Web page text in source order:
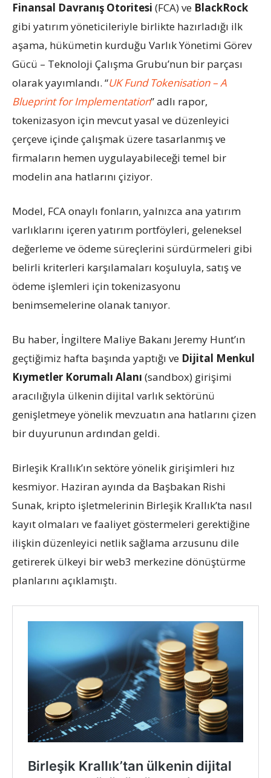
Finansal Davranış Otoritesi (FCA) ve BlackRock
gibi yatırım yöneticileriyle birlikte hazırladığı ilk
aşama, hükümetin kurduğu Varlık Yönetimi Görev
Gücü – Teknoloji Çalışma Grubu’nun bir parçası
olarak yayımlandı. “UK Fund Tokenisation – A
Blueprint for Implementation” adlı rapor,
tokenizasyon için mevcut yasal ve düzenleyici
çerçeve içinde çalışmak üzere tasarlanmış ve
firmaların hemen uygulayabileceği temel bir
modelin ana hatlarını çiziyor.
Model, FCA onaylı fonların, yalnızca ana yatırım
varlıklarını içeren yatırım portföyleri, geleneksel
değerleme ve ödeme süreçlerini sürdürmeleri gibi
belirli kriterleri karşılamaları koşuluyla, satış ve
ödeme işlemleri için tokenizasyonu
benimsemelerine olanak tanıyor.
Bu haber, İngiltere Maliye Bakanı Jeremy Hunt’ın
geçtiğimiz hafta başında yaptığı ve Dijital Menkul
Kıymetler Korumalı Alanı (sandbox) girişimi
aracılığıyla ülkenin dijital varlık sektörünü
genişletmeye yönelik mevzuatın ana hatlarını çizen
bir duyurunun ardından geldi.
Birleşik Krallık’ın sektöre yönelik girişimleri hız
kesmiyor. Haziran ayında da Başbakan Rishi
Sunak, kripto işletmelerinin Birleşik Krallık’ta nasıl
kayıt olmaları ve faaliyet göstermeleri gerektiğine
ilişkin düzenleyici netlik sağlama arzusunu dile
getirerek ülkeyi bir web3 merkezine dönüştürme
planlarını açıklamıştı.